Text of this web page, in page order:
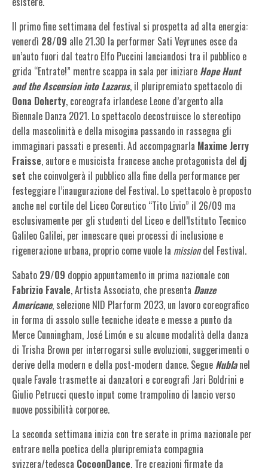
Il primo fine settimana del festival si prospetta ad alta energia:
venerdì 28/09 alle 21.30 la performer Sati Veyrunes esce da
un’auto fuori dal teatro Elfo Puccini lanciandosi tra il pubblico e
grida “Entrate!” mentre scappa in sala per iniziare Hope Hunt
and the Ascension into Lazarus, il pluripremiato spettacolo di
Oona Doherty, coreografa irlandese Leone d’argento alla
Biennale Danza 2021. Lo spettacolo decostruisce lo stereotipo
della mascolinità e della misogina passando in rassegna gli
immaginari passati e presenti. Ad accompagnarla Maxime Jerry
Fraisse, autore e musicista francese anche protagonista del dj
set che coinvolgerà il pubblico alla fine della performance per
festeggiare l’inaugurazione del Festival. Lo spettacolo è proposto
anche nel cortile del Liceo Coreutico “Tito Livio” il 26/09 ma
esclusivamente per gli studenti del Liceo e dell’Istituto Tecnico
Galileo Galilei, per innescare quei processi di inclusione e
rigenerazione urbana, proprio come vuole la missiondel Festival.
Sabato 29/09 doppio appuntamento in prima nazionale con
Fabrizio Favale, Artista Associato, che presenta Danze
Americane, selezione NID Plarform 2023, un lavoro coreografico
in forma di assolo sulle tecniche ideate e messe a punto da
Merce Cunningham, José Limón e su alcune modalità della danza
di Trisha Brown per interrogarsi sulle evoluzioni, suggerimenti o
derive della modern e della post-modern dance. Segue Nubla nel
quale Favale trasmette ai danzatori e coreografi Jari Boldrini e
Giulio Petrucci questo input come trampolino di lancio verso
nuove possibilità corporee.
La seconda settimana inizia con tre serate in prima nazionale per
entrare nella poetica della pluripremiata compagnia
svizzera/tedesca CocoonDance. Tre creazioni firmate da